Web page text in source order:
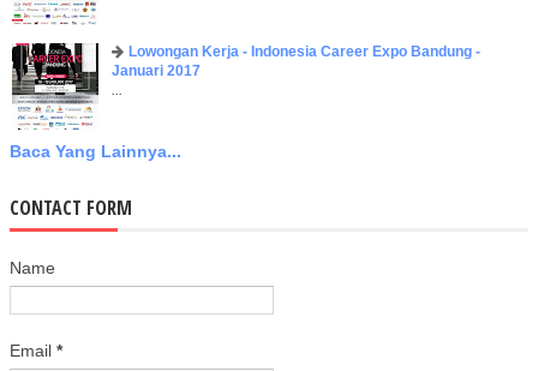
Lowongan Kerja - Indonesia Career Expo Bandung -
Januari 2017
...
Baca Yang Lainnya...
CONTACT FORM
Name
Email *